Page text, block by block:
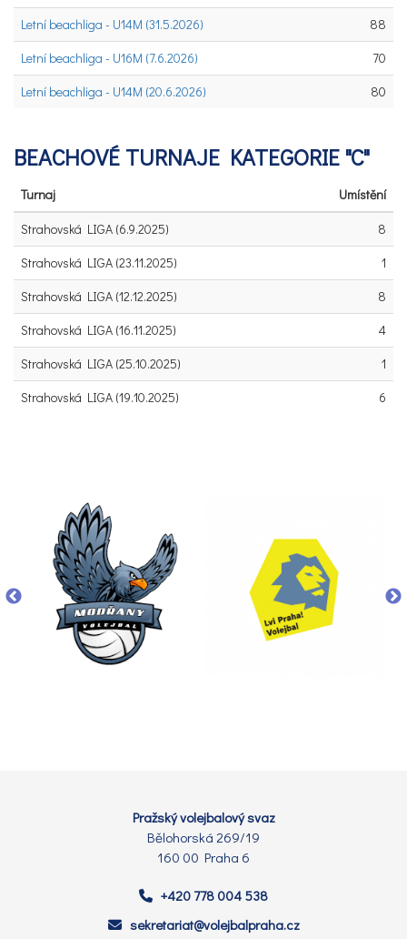
Letní beachliga - U14M (31.5.2026)
88
Letní beachliga - U16M (7.6.2026)
70
Letní beachliga - U14M (20.6.2026)
80
BEACHOVÉ TURNAJE KATEGORIE "C"
Turnaj
Umístění
Strahovská LIGA (6.9.2025)
8
Strahovská LIGA (23.11.2025)
1
Strahovská LIGA (12.12.2025)
8
Strahovská LIGA (16.11.2025)
4
Strahovská LIGA (25.10.2025)
1
Strahovská LIGA (19.10.2025)
6
Pražský volejbalový svaz
Bělohorská 269/19
160 00 Praha 6
+420 778 004 538
sekretariat@volejbalpraha.cz